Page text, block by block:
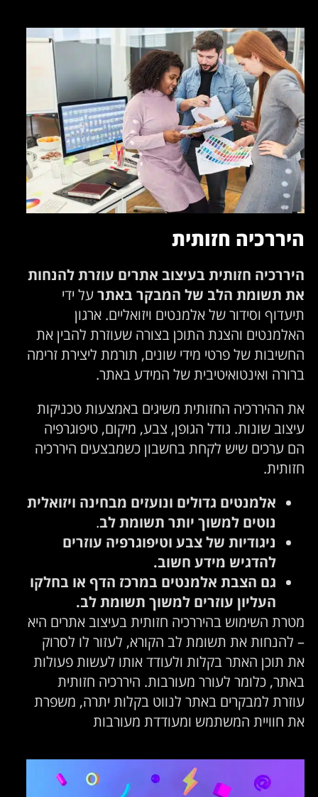
היררכיה חזותית
היררכיה חזותית בעיצוב אתרים עוזרת להנחות
את תשומת הלב של המבקר באתרעל ידי
תיעדוף וסידור של אלמנטים ויזואליים. ארגון
האלמנטים והצגת התוכן בצורה שעוזרת להבין את
החשיבות של פרטי מידי שונים, תורמת ליצירת זרימה
ברורה ואינטואיטיבית של המידע באתר.
את ההיררכיה החזותית משיגים באמצעות טכניקות
עיצוב שונות. גודל הגופן, צבע, מיקום, טיפוגרפיה
הם ערכים שיש לקחת בחשבון כשמבצעים היררכיה
חזותית.
אלמנטים גדולים ונועזים מבחינה ויזואלית
נוטים למשוך יותר תשומת לב.
ניגודיות של צבע וטיפוגרפיה עוזרים
להדגיש מידע חשוב.
גם הצבת אלמנטים במרכז הדף או בחלקו
העליון עוזרים למשוך תשומת לב.
מטרת השימוש בהיררכיה חזותית בעיצוב אתרים היא
– להנחות את תשומת לב הקורא, לעזור לו לסרוק
את תוכן האתר בקלות ולעודד אותו לעשות פעולות
באתר, כלומר לעורר מעורבות. היררכיה חזותית
עוזרת למבקרים באתר לנווט בקלות יתרה, משפרת
את חוויית המשתמש ומעודדת מעורבות